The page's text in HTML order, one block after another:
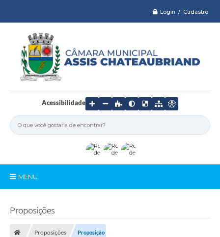
Login / Cadastro
Acessibilidade
MENU
Proposições
Proposições Proposição